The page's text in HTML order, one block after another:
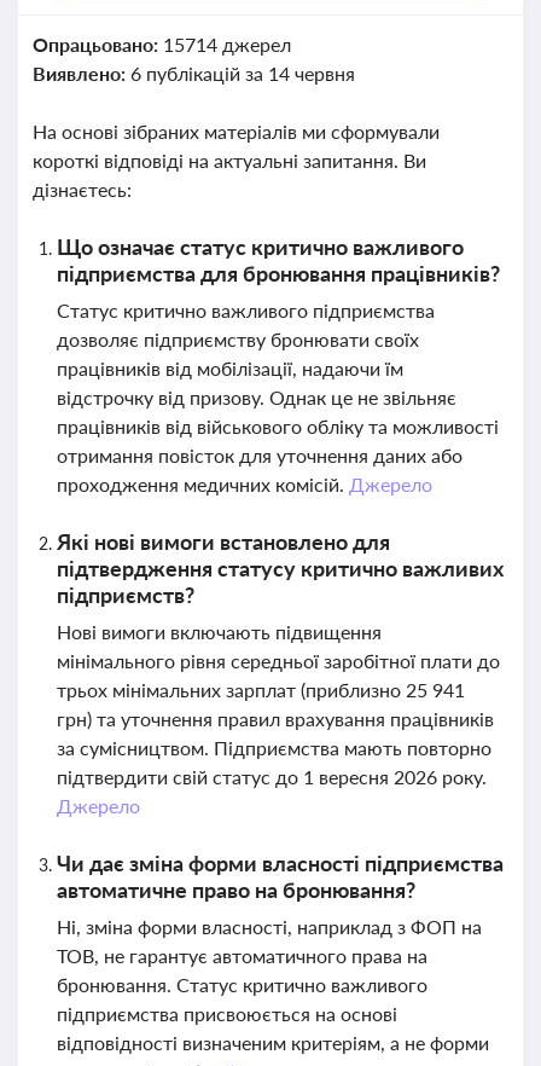
Опрацьовано: 15714 джерел
Виявлено: 6 публікацій за 14 червня
На основі зібраних матеріалів ми сформували
короткі відповіді на актуальні запитання. Ви
дізнаєтесь:
Що означає статус критично важливого
підприємства для бронювання працівників?
Статус критично важливого підприємства
дозволяє підприємству бронювати своїх
працівників від мобілізації, надаючи їм
відстрочку від призову. Однак це не звільняє
працівників від військового обліку та можливості
отримання повісток для уточнення даних або
проходження медичних комісій. Джерело
Які нові вимоги встановлено для
підтвердження статусу критично важливих
підприємств?
Нові вимоги включають підвищення
мінімального рівня середньої заробітної плати до
трьох мінімальних зарплат (приблизно 25 941
грн) та уточнення правил врахування працівників
за сумісництвом. Підприємства мають повторно
підтвердити свій статус до 1 вересня 2026 року.
Джерело
Чи дає зміна форми власності підприємства
автоматичне право на бронювання?
Ні, зміна форми власності, наприклад з ФОП на
ТОВ, не гарантує автоматичного права на
бронювання. Статус критично важливого
підприємства присвоюється на основі
відповідності визначеним критеріям, а не форми